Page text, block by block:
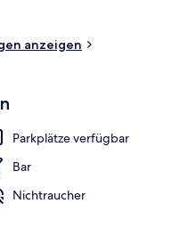
anzeigen
Parkplätze verfügbar
Bar
Nichtraucher